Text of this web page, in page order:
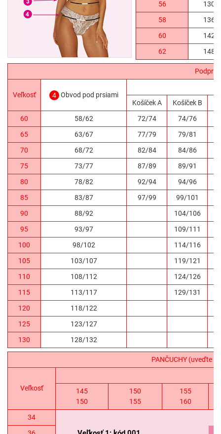
56
130/
58
136/
60
142/
62
148/
Veľkosť 4 Obvod pod prsiami
Košíček A
Košíček B
60
58/62 72/74 74/76
65
63/67 77/79 79/81
70
68/72 82/84 84/86
75
73/77 87/89 89/91
80
78/82 92/94 94/96
85
83/87 97/99 99/101
90
88/92 104/106
95
93/97 109/111
100
98/102 114/116
105
103/107 119/121
110
108/112 124/126
115
113/117 129/131
120
118/122
125
123/127
130
128/132
PANČUCHY (uveďte
Veľkosť
145
150
150
155
155
160
34